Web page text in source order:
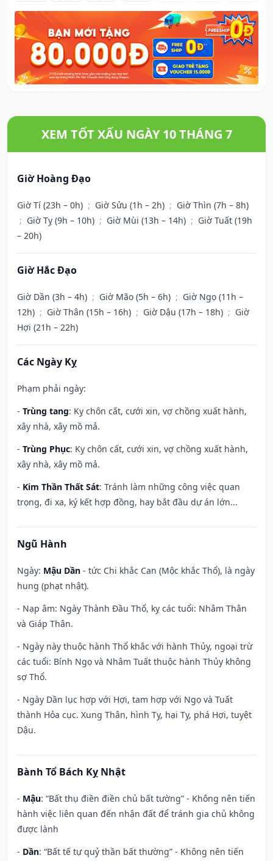
XEM TỐT XẤU NGÀY 10 THÁNG 7
Giờ Hoàng Đạo
Giờ Tí (23h – 0h) ; Giờ Sửu (1h – 2h) ; Giờ Thìn (7h – 8h)
; Giờ Tỵ (9h – 10h) ; Giờ Mùi (13h – 14h) ; Giờ Tuất (19h
– 20h)
Giờ Hắc Đạo
Giờ Dần (3h – 4h) ; Giờ Mão (5h – 6h) ; Giờ Ngọ (11h –
12h) ; Giờ Thân (15h – 16h) ; Giờ Dậu (17h – 18h) ; Giờ
Hợi (21h – 22h)
Các Ngày Kỵ
Phạm phải ngày:
- Trùng tang: Kỵ chôn cất, cưới xin, vợ chồng xuất hành,
xây nhà, xây mồ mả.
- Trùng Phục: Kỵ chôn cất, cưới xin, vợ chồng xuất hành,
xây nhà, xây mồ mả.
- Kim Thần Thất Sát: Tránh làm những công việc quan
trọng, đi xa, ký kết hợp đồng, hay bắt đầu dự án lớn...
Ngũ Hành
Ngày: Mậu Dần - tức Chi khắc Can (Mộc khắc Thổ), là ngày
hung (phạt nhật).
- Nạp âm: Ngày Thành Đầu Thổ, kỵ các tuổi: Nhâm Thân
và Giáp Thân.
- Ngày này thuộc hành Thổ khắc với hành Thủy, ngoại trừ
các tuổi: Bính Ngọ và Nhâm Tuất thuộc hành Thủy không
sợ Thổ.
- Ngày Dần lục hợp với Hợi, tam hợp với Ngọ và Tuất
thành Hỏa cục. Xung Thân, hình Tỵ, hại Tỵ, phá Hợi, tuyệt
Dậu.
Bành Tổ Bách Kỵ Nhật
- Mậu: “Bất thụ điền điền chủ bất tường” - Không nên tiến
hành việc liên quan đến nhận đất để tránh gia chủ không
được lành
- Dần: “Bất tế tự quỷ thần bất thường” - Không nên tiến